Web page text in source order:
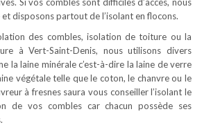
disposons partout de l’isolant en flocons.
des combles, isolation de toiture ou la
à Vert-Saint-Denis, nous utilisons divers
la laine minérale c’est-à-dire la laine de verre
végétale telle que le coton, le chanvre ou le
à fresnes saura vous conseiller l’isolant le
de vos combles car chacun possède ses